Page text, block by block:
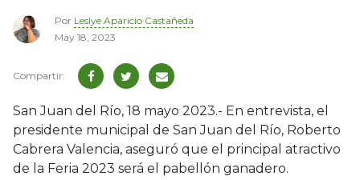
Por Leslye Aparicio Castañeda
May 18, 2023
San Juan del Río, 18 mayo 2023.- En entrevista, el
presidente municipal de San Juan del Río, Roberto
Cabrera Valencia, aseguró que el principal atractivo
de la Feria 2023 será el pabellón ganadero.